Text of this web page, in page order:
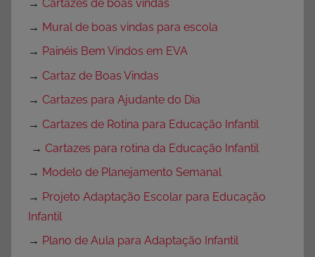
→ Cartazes de boas vindas
→ Mural de boas vindas para escola
→ Painéis Bem Vindos em EVA
→ Cartaz de Boas Vindas
→ Cartazes para Ajudante do Dia
→ Cartazes de Rotina para Educação Infantil
→ Cartazes para rotina da Educação Infantil
→ Modelo de Planejamento Semanal
→ Projeto Adaptação Escolar para Educação
Infantil
→ Plano de Aula para Adaptação Infantil